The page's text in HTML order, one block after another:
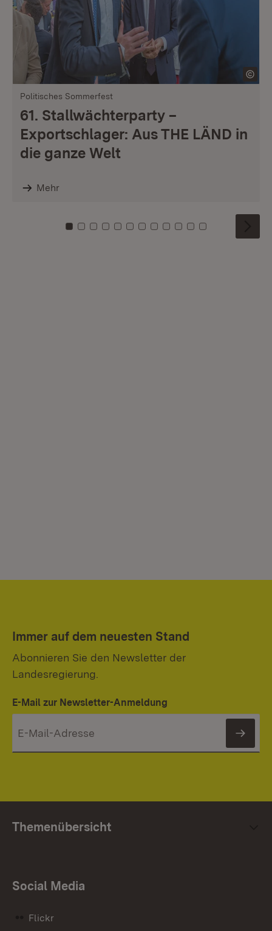
Politisches Sommerfest
61. Stallwächterparty –
Exportschlager: Aus THE LÄND in
die ganze Welt
Mehr
Zu Kachel: 0
Zu Kachel: 1
Zu Kachel: 2
Zu Kachel: 3
Zu Kachel: 4
Zu Kachel: 5
Zu Kachel: 6
Zu Kachel: 7
Zu Kachel: 8
Zu Kachel: 9
Zu Kachel: 10
Zu Kachel: 11
Immer auf dem neuesten Stand
Abonnieren Sie den Newsletter der
Landesregierung.
E-Mail zur Newsletter-Anmeldung
Themenübersicht
Social Media
Flickr